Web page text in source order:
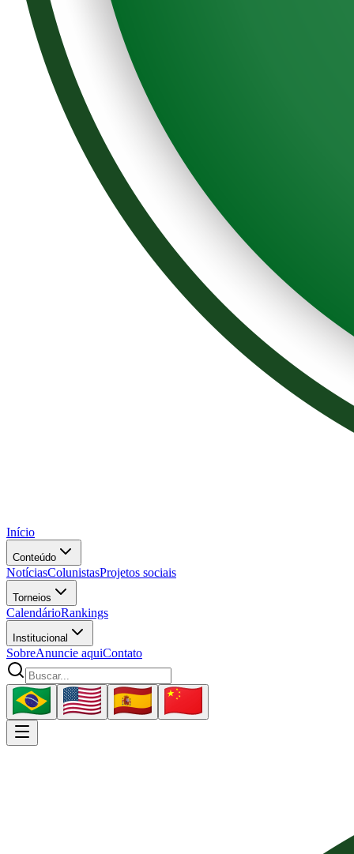
Início
Conteúdo
NotíciasColunistasProjetos sociais
Torneios
CalendárioRankings
Institucional
SobreAnuncie aquiContato